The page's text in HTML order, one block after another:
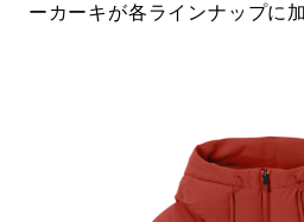
ーカーキが各ラインナップに